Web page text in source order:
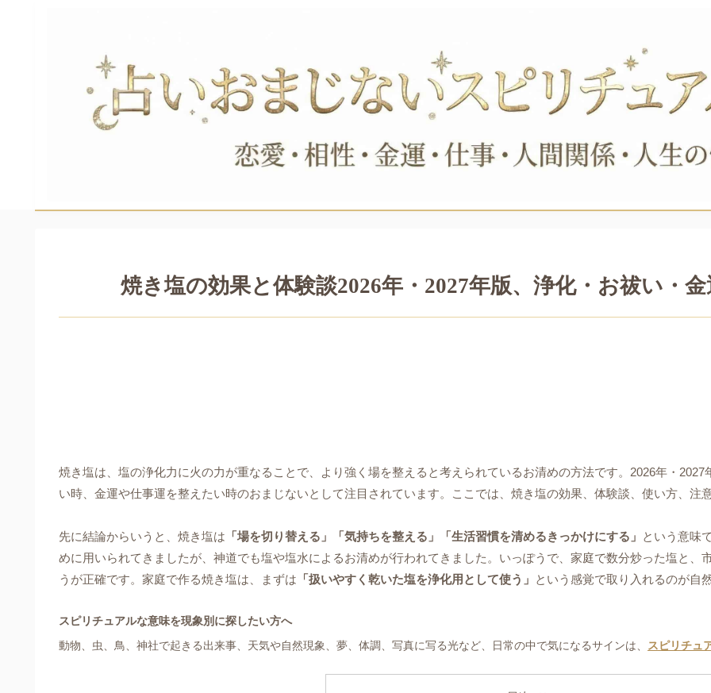
焼き塩の効果と体験談2026年・2027年版、浄化・お祓い・
焼き塩は、塩の浄化力に火の力が重なることで、より強く場を整えると考えられているお清めの方法です。2026年・
い時、金運や仕事運を整えたい時のおまじないとして注目されています。ここでは、焼き塩の効果、体験談、使い方、注
先に結論からいうと、焼き塩は 「場を切り替える」「気持ちを整える」「生活習慣を清めるきっかけにする」 という意味
めに用いられてきましたが、神道でも塩や塩水によるお清めが行われてきました。いっぽうで、家庭で数分炒った塩と、
うが正確です。家庭で作る焼き塩は、まずは 「扱いやすく乾いた塩を浄化用として使う」 という感覚で取り入れるのが自
スピリチュアルな意味を現象別に探したい方へ
動物、虫、鳥、神社で起きる出来事、天気や自然現象、夢、体調、写真に写る光など、日常の中で気になるサインは、
スピリチュ